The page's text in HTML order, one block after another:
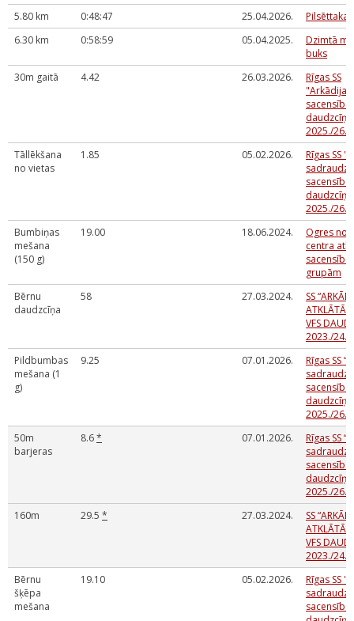
5.80 km
0:48:47 25.04.2026.
6.30 km
0:58:59 05.04.2025.
Dzimtā
buks
30m gaitā
4.42 26.03.2026.
Rīgas SS
2025./
Tāllēkšana
no vietas
1.85 05.02.2026.
Rīgas SS
2025./
Bumbiņas
mešana
(150 g)
19.00 18.06.2024.
Ogres
centra
grupām
Bērnu
daudzcīņa
58 27.03.2024.
SS
ATKLĀTĀS
VFS
2023./
Pildbumbas
mešana (1
g)
9.25 07.01.2026.
Rīgas SS
2025./
50m
barjeras
8.6* 07.01.2026.
Rīgas SS
2025./
160m
29.5 * 27.03.2024.
SS
ATKLĀTĀS
VFS
2023./
Bērnu
šķēpa
mešana
19.10 05.02.2026.
Rīgas SS